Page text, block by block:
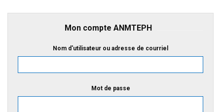
Mon compte ANMTEPH
Nom d'utilisateur ou adresse de courriel
Mot de passe